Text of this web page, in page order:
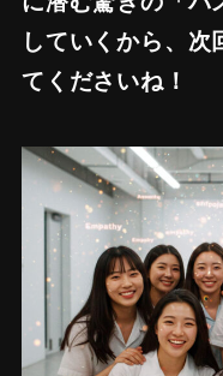
していくから、次
てくださいね！